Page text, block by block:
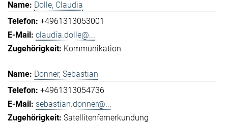
Dolle, Claudia
+4961313053001
claudia.dolle@...
Kommunikation
Donner, Sebastian
+4961313054736
sebastian.donner@...
Satellitenfernerkundung